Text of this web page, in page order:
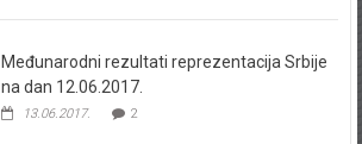
Međunarodni rezultati reprezentacija Srbije
na dan 12.06.2017.
13.06.2017. 2